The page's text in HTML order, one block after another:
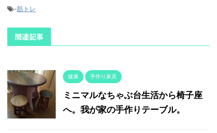
-筋トレ
関連記事
健康 手作り家具
ミニマルなちゃぶ台生活から椅子座
へ。我が家の手作りテーブル。